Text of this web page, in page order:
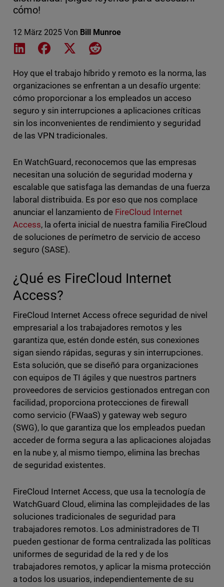
cómo!
12 März 2025 Von Bill Munroe
Share on LinkedIn
Share on Facebook
Share on XShare on Reddit
Hoy que el trabajo híbrido y remoto es la norma, las
organizaciones se enfrentan a un desafío urgente:
cómo proporcionar a los empleados un acceso
seguro y sin interrupciones a aplicaciones críticas
sin los inconvenientes de rendimiento y seguridad
de las VPN tradicionales.
En WatchGuard, reconocemos que las empresas
necesitan una solución de seguridad moderna y
escalable que satisfaga las demandas de una fuerza
laboral distribuida. Es por eso que nos complace
anunciar el lanzamiento de FireCloud Internet
Access, la oferta inicial de nuestra familia FireCloud
de soluciones de perímetro de servicio de acceso
seguro (SASE).
¿Qué es FireCloud Internet
Access?
FireCloud Internet Access ofrece seguridad de nivel
empresarial a los trabajadores remotos y les
garantiza que, estén donde estén, sus conexiones
sigan siendo rápidas, seguras y sin interrupciones.
Esta solución, que se diseñó para organizaciones
con equipos de TI ágiles y que nuestros partners
proveedores de servicios gestionados entregan con
facilidad, proporciona protecciones de firewall
como servicio (FWaaS) y gateway web seguro
(SWG), lo que garantiza que los empleados puedan
acceder de forma segura a las aplicaciones alojadas
en la nube y, al mismo tiempo, elimina las brechas
de seguridad existentes.
FireCloud Internet Access, que usa la tecnología de
WatchGuard Cloud, elimina las complejidades de las
soluciones tradicionales de seguridad para
trabajadores remotos. Los administradores de TI
pueden gestionar de forma centralizada las políticas
uniformes de seguridad de la red y de los
trabajadores remotos, y aplicar la misma protección
a todos los usuarios, independientemente de su